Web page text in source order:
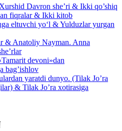
Davron she’ri & Ikki qo’shiq
fiqralar & Ikki kitob
eltuvchi yo‘l & Yulduzlar yurgan
& Anatoliy Nayman. Anna
devoni»dan
bag’ishlov
yaratdi dunyo. (Tilak Jo’ra
& Tilak Jo’ra xotirasiga